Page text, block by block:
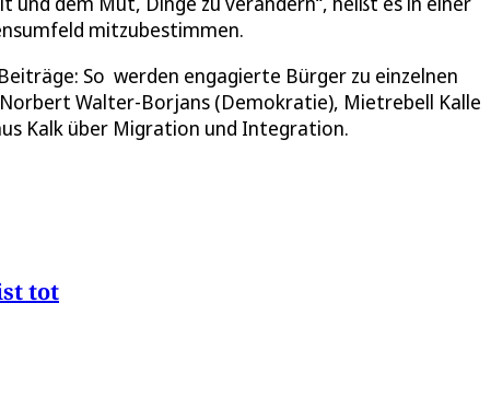
mitzubestimmen.
So werden engagierte Bürger zu einzelnen
Walter-Borjans (Demokratie), Mietrebell Kalle
Kalk über Migration und Integration.
tot